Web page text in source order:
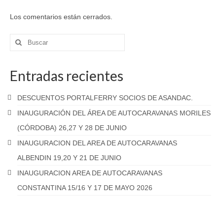
Noticias
Eventos
Próximos eventos
Eventos celebrados
Hoja de inscripción a eventos
Galerias
Fotos
Videos
Foro
Los comentarios están cerrados.
Buscar
por:
Entradas recientes
DESCUENTOS PORTALFERRY SOCIOS DE ASANDAC.
INAUGURACIÓN DEL ÁREA DE AUTOCARAVANAS MORILES
(CÓRDOBA) 26,27 Y 28 DE JUNIO
INAUGURACION DEL AREA DE AUTOCARAVANAS
ALBENDIN 19,20 Y 21 DE JUNIO
INAUGURACION AREA DE AUTOCARAVANAS
CONSTANTINA 15/16 Y 17 DE MAYO 2026